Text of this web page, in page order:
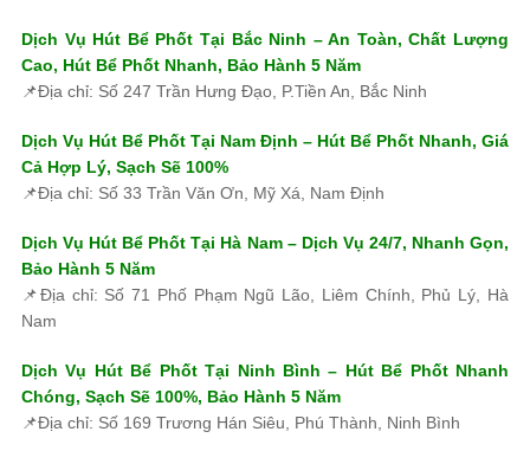
Dịch Vụ Hút Bể Phốt Tại Bắc Ninh – An Toàn, Chất Lượng
Cao, Hút Bể Phốt Nhanh, Bảo Hành 5 Năm
📌Địa chỉ: Số 247 Trần Hưng Đạo, P.Tiền An, Bắc Ninh
Dịch Vụ Hút Bể Phốt Tại Nam Định – Hút Bể Phốt Nhanh, Giá
Cả Hợp Lý, Sạch Sẽ 100%
📌Địa chỉ: Số 33 Trần Văn Ơn, Mỹ Xá, Nam Định
Dịch Vụ Hút Bể Phốt Tại Hà Nam – Dịch Vụ 24/7, Nhanh Gọn,
Bảo Hành 5 Năm
📌Địa chỉ: Số 71 Phố Phạm Ngũ Lão, Liêm Chính, Phủ Lý, Hà
Nam
Dịch Vụ Hút Bể Phốt Tại Ninh Bình – Hút Bể Phốt Nhanh
Chóng, Sạch Sẽ 100%, Bảo Hành 5 Năm
📌Địa chỉ: Số 169 Trương Hán Siêu, Phú Thành, Ninh Bình